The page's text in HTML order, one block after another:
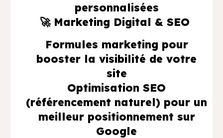
personnalisées
🚀 Marketing Digital & SEO
Formules marketing pour
booster la visibilité de votre
site
Optimisation SEO
(référencement naturel) pour un
meilleur positionnement sur
Google